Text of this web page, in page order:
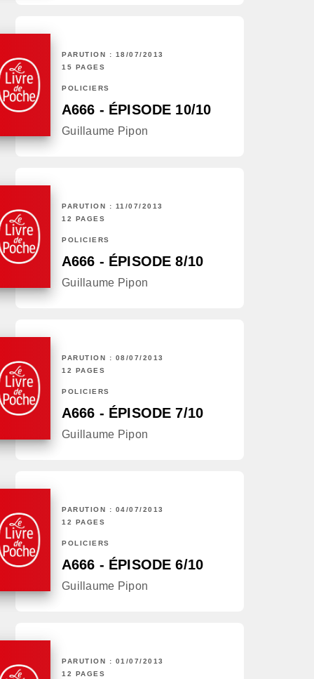
PARUTION : 18/07/2013
15 PAGES
POLICIERS
A666 - ÉPISODE 10/10
Guillaume Pipon
PARUTION : 11/07/2013
12 PAGES
POLICIERS
A666 - ÉPISODE 8/10
Guillaume Pipon
PARUTION : 08/07/2013
12 PAGES
POLICIERS
A666 - ÉPISODE 7/10
Guillaume Pipon
PARUTION : 04/07/2013
12 PAGES
POLICIERS
A666 - ÉPISODE 6/10
Guillaume Pipon
PARUTION : 01/07/2013
12 PAGES